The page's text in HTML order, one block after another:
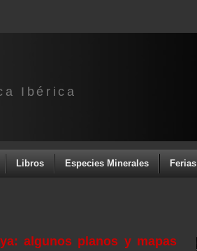
Ibérica
Libros Especies Minerales Ferias
algunos planos y mapas